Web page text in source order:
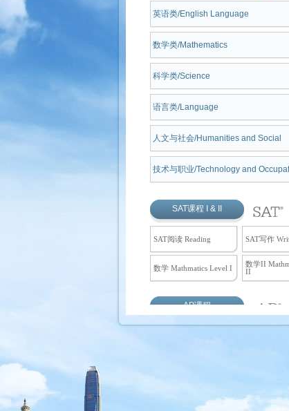
英语类/English Language
数学类/Mathematics
科学类/Science
语言类/Language
人文与社会/Humanities and Social
技术与职业/Technology and
SAT课程 I & II
SAT阅读 Reading SAT写作
数学 Mathmatics Level I
数学II
II
AP课程
Geography